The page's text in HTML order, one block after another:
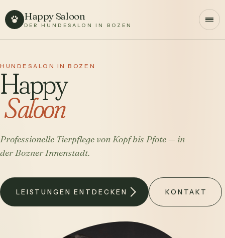
Happy Saloon
DER HUNDESALON IN BOZEN
HUNDESALON IN BOZEN
Happy
Saloon
Professionelle Tierpflege von Kopf bis Pfote — in
der Bozner Innenstadt.
LEISTUNGEN ENTDECKEN KONTAKT